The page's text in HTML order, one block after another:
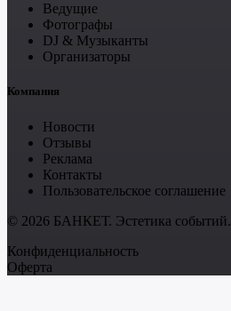
Ведущие
Фотографы
DJ & Музыканты
Организаторы
Компания
Новости
Отзывы
Реклама
Контакты
Пользовательское соглашение
© 2026 БАНКЕТ. Эстетика событий.
Конфиденциальность
Оферта